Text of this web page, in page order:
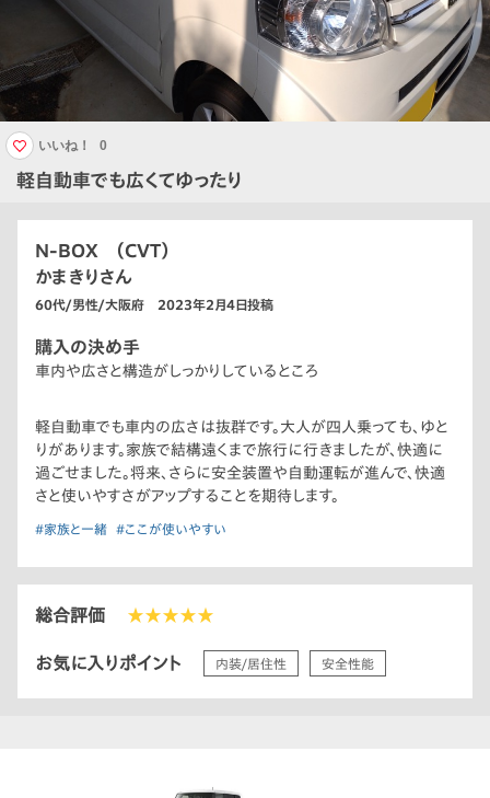
軽自動車でも広くてゆったり
いいね！ 0
N-BOX （CVT）
かまきりさん
60代/男性/大阪府 2023年2月4日投稿
購入の決め手
車内や広さと構造がしっかりしているところ
軽自動車でも車内の広さは抜群です。大人が四人乗っても、ゆと
りがあります。家族で結構遠くまで旅行に行きましたが、快適に
過ごせました。将来、さらに安全装置や自動運転が進んで、快適
さと使いやすさがアップすることを期待します。
#家族と一緒 #ここが使いやすい
総合評価 ★★★★★
お気に入りポイント 内装/居住性 安全性能